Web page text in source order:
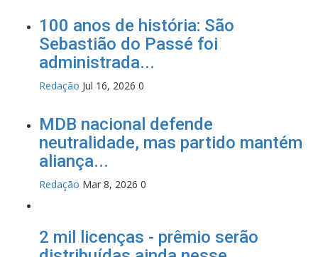
100 anos de história: São
Sebastião do Passé foi
administrada...
Redação Jul 16, 2026 0
MDB nacional defende
neutralidade, mas partido mantém
aliança...
Redação Mar 8, 2026 0
2 mil licenças - prêmio serão